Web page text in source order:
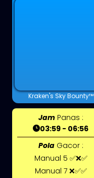
Kraken's Sky Bounty™
JamPanas :
03:59 - 06:56
PolaGacor :
Manual 5 ✅❌✅
Manual 7 ❌✅✅